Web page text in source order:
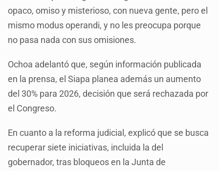
opaco, omiso y misterioso, con nueva gente, pero el
mismo modus operandi, y no les preocupa porque
no pasa nada con sus omisiones.
Ochoa adelantó que, según información publicada
en la prensa, el Siapa planea además un aumento
del 30% para 2026, decisión que será rechazada por
el Congreso.
En cuanto a la reforma judicial, explicó que se busca
recuperar siete iniciativas, incluida la del
gobernador, tras bloqueos en la Junta de